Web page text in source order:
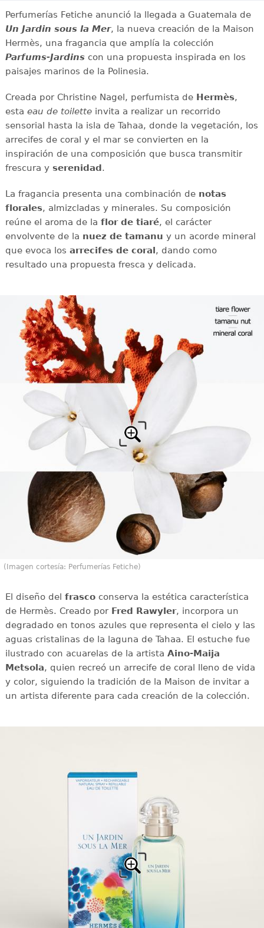
Perfumerías Fetiche anunció la llegada a Guatemala de
Un Jardin sous la Mer, la nueva creación de la Maison
Hermès, una fragancia que amplía la colección
Parfums-Jardinscon una propuesta inspirada en los
paisajes marinos de la Polinesia.
Creada por Christine Nagel, perfumista de Hermès,
esta eau de toiletteinvita a realizar un recorrido
sensorial hasta la isla de Tahaa, donde la vegetación, los
arrecifes de coral y el mar se convierten en la
inspiración de una composición que busca transmitir
frescura y serenidad .
La fragancia presenta una combinación de notas
florales, almizcladas y minerales. Su composición
reúne el aroma de la flor de tiaré, el carácter
envolvente de la nuez de tamanu y un acorde mineral
que evoca los arrecifes de coral , dando como
resultado una propuesta fresca y delicada.
(Imagen cortesía: Perfumerías Fetiche)
El diseño del frascoconserva la estética característica
de Hermès. Creado por Fred Rawyler, incorpora un
degradado en tonos azules que representa el cielo y las
aguas cristalinas de la laguna de Tahaa. El estuche fue
ilustrado con acuarelas de la artista Aino-Maija
Metsola, quien recreó un arrecife de coral lleno de vida
y color, siguiendo la tradición de la Maison de invitar a
un artista diferente para cada creación de la colección.